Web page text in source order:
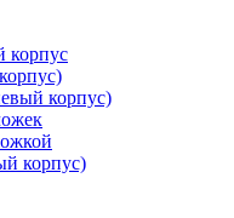
корпус
корпус)
корпус)